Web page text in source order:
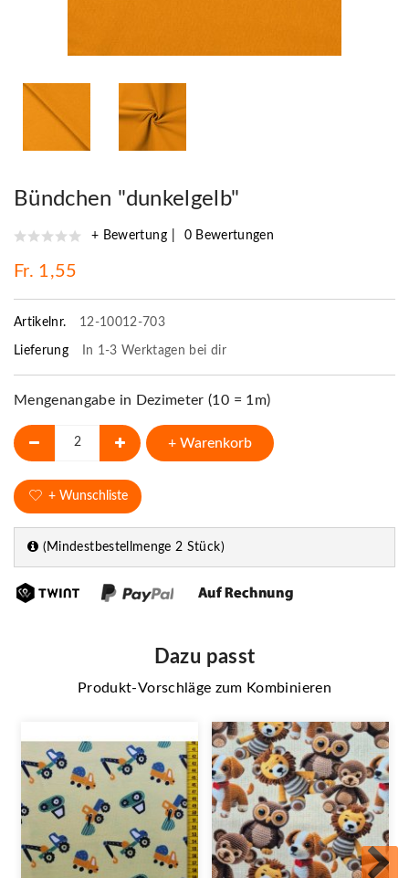
Bündchen "dunkelgelb"
+ Bewertung 0 Bewertungen
Fr. 1,55
Artikelnr. 12-10012-703
Lieferung In 1-3 Werktagen bei dir
Mengenangabe in Dezimeter (10 = 1m)
+ Warenkorb
+ Wunschliste
(Mindestbestellmenge 2 Stück)
Dazu passt
Produkt-Vorschläge zum Kombinieren